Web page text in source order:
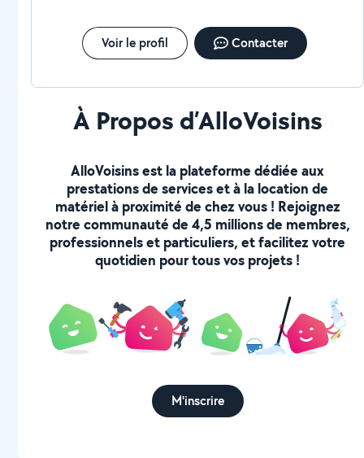
Voir le profil Contacter
À Propos d’AlloVoisins
AlloVoisins est la plateforme dédiée aux
prestations de services et à la location de
matériel à proximité de chez vous ! Rejoignez
notre communauté de 4,5 millions de membres,
professionnels et particuliers, et facilitez votre
quotidien pour tous vos projets !
M'inscrire